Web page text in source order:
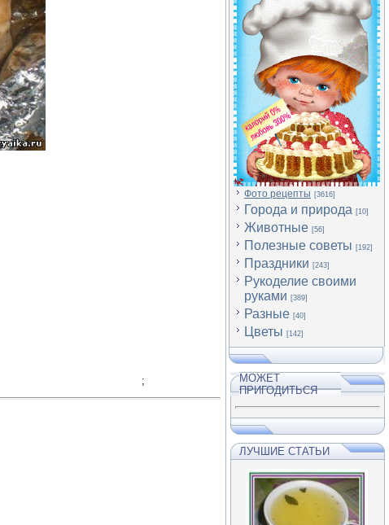
;
Фото рецепты [3616]
Города и природа [10]
Животные [56]
Полезные советы [192]
Праздники [243]
Рукоделие своими
руками [389]
Разные [40]
Цветы [142]
МОЖЕТ
ПРИГОДИТЬСЯ
ЛУЧШИЕ СТАТЬИ